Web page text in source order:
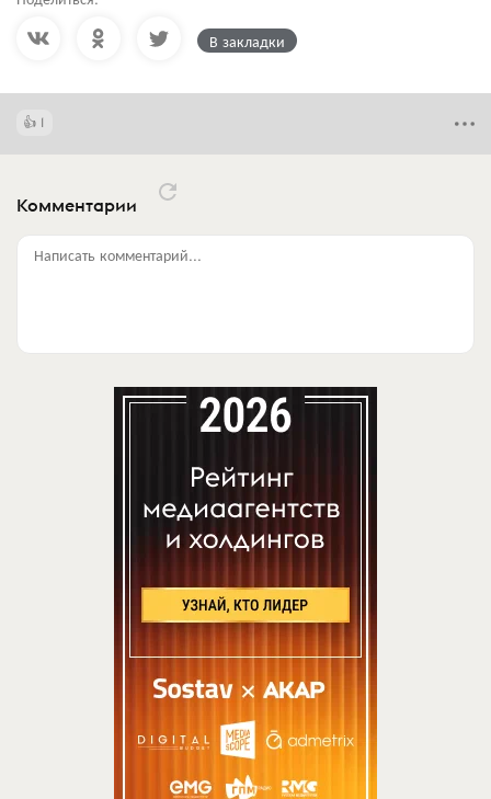
В закладки
1
Комментарии
Написать комментарий...